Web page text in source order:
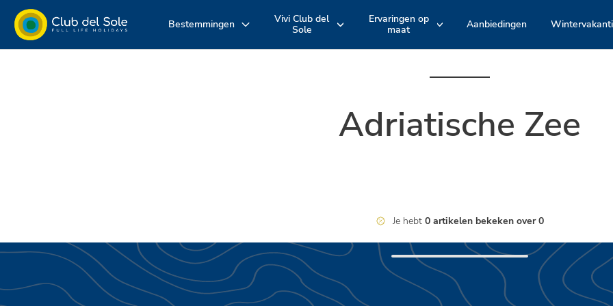
Bestemmingen
Vivi Club del
Sole
Ervaringen op
maat
Aanbiedingen
Adriatische Zee
Je hebt 0 artikelen bekeken over 0